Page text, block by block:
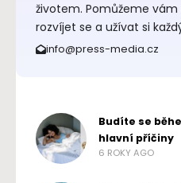
životem. Pomůžeme
rozvíjet se a užívat si
info@press-media.cz
Budíte se
hlavní příčiny
6 ROKY AGO